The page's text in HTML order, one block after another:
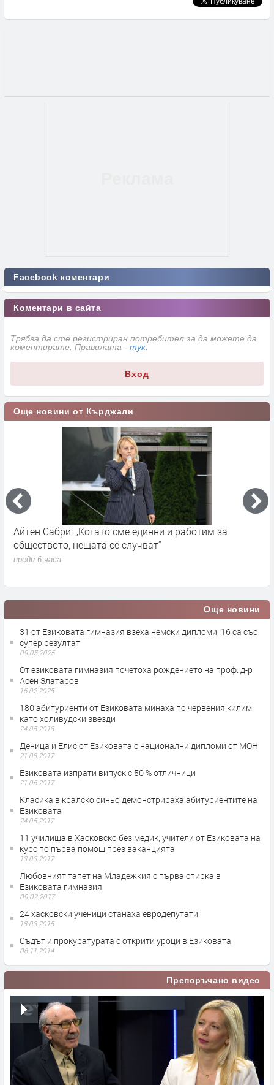
Facebook коментари
Коментари в сайта
Трябва да сте регистриран потребител за да можете да
коментирате. Правилата - тук
Вход
Още новини от Кърджали
Айтен Сабри: „Когато сме единни и работим за
обществото, нещата се случват“
преди 6 часа
Още новини
31 от Езиковата гимназия взеха немски дипломи, 16 са със
супер резултат
09.05.2025
От езиковата гимназия почетоха рождението на проф. д-р
Асен Златаров
16.02.2025
180 абитуриенти от Езиковата минаха по червения килим
като холивудски звезди
24.05.2018
Деница и Елис от Езиковата с национални дипломи от МОН
21.08.2017
Езиковата изпрати випуск с 50 % отличници
21.06.2017
Класика в кралско синьо демонстрираха абитуриентите на
Езиковата
24.05.2017
11 училища в Хасковско без медик, учители от Езиковата на
курс по първа помощ през ваканцията
13.03.2017
Любовният тапет на Младежкия с първа спирка в
Езиковата гимназия
09.02.2017
24 хасковски ученици станаха евродепутати
18.03.2015
Съдът и прокуратурата с открити уроци в Езиковата
06.11.2014
Препоръчано видео